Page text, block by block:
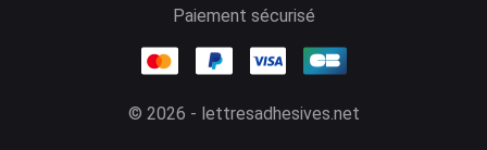
Paiement sécurisé
© 2026 - lettresadhesives.net